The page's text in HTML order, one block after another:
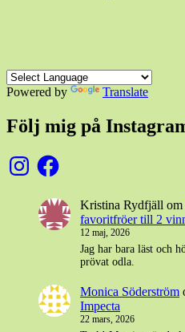
Powered by Translate
Följ mig på
InstagramFacebook
Kristina Rydfjäll om
favoritfröer till 2
12 maj, 2026
Jag har bara läst och
prövat odla.
Monica Söderström
Impecta
22 mars, 2026